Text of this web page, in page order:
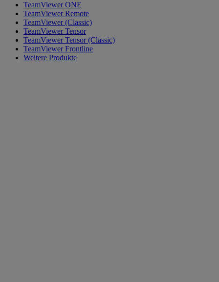
TeamViewer ONE
TeamViewer Remote
TeamViewer (Classic)
TeamViewer Tensor
TeamViewer Tensor (Classic)
TeamViewer Frontline
Weitere Produkte